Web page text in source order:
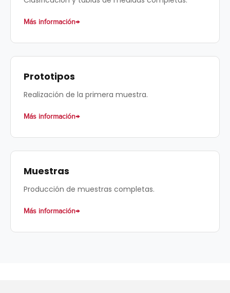
Más información
Prototipos
Realización de la primera muestra.
Más información
Muestras
Producción de muestras completas.
Más información